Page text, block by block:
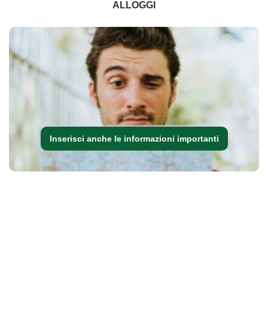
ALLOGGI
Inserisci anche le informazioni importanti